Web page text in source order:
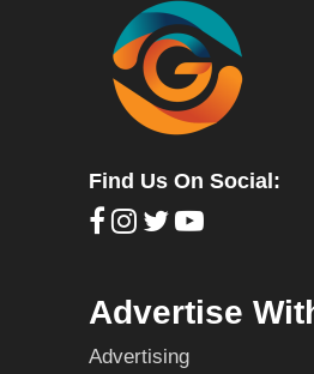
Find Us On Social:
Advertise
Advertising